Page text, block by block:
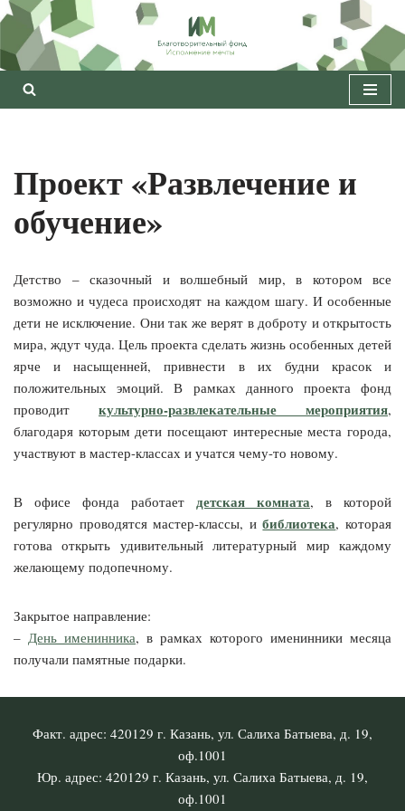
Перейти
к
содержимому
Проект «Развлечение и
обучение»
Детство – сказочный и волшебный мир, в котором все
возможно и чудеса происходят на каждом шагу. И особенные
дети не исключение. Они так же верят в доброту и открытость
мира, ждут чуда. Цель проекта сделать жизнь особенных детей
ярче и насыщенней, привнести в их будни красок и
положительных эмоций. В рамках данного проекта фонд
проводит
культурно-развлекательные мероприятия,
благодаря которым дети посещают интересные места города,
участвуют в мастер-классах и учатся чему-то новому.
В офисе фонда работает детская комната, в которой
регулярно проводятся мастер-классы, ибиблиотека, которая
готова открыть удивительный литературный мир каждому
желающему подопечному.
Закрытое направление:
– День именинника, в рамках которого именинники месяца
получали памятные подарки.
Факт. адрес: 420129 г. Казань, ул. Салиха Батыева, д. 19,
оф.1001
Юр. адрес: 420129 г. Казань, ул. Салиха Батыева, д. 19,
оф.1001